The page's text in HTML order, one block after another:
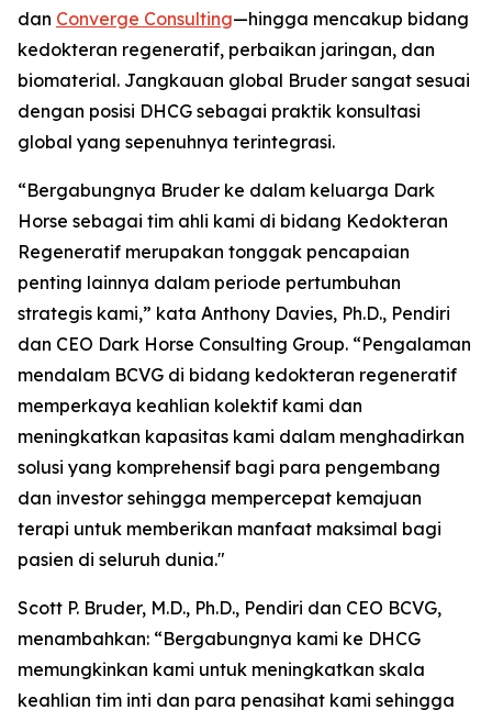
dan Converge Consulting—hingga mencakup bidang
kedokteran regeneratif, perbaikan jaringan, dan
biomaterial. Jangkauan global Bruder sangat sesuai
dengan posisi DHCG sebagai praktik konsultasi
global yang sepenuhnya terintegrasi.
“Bergabungnya Bruder ke dalam keluarga Dark
Horse sebagai tim ahli kami di bidang Kedokteran
Regeneratif merupakan tonggak pencapaian
penting lainnya dalam periode pertumbuhan
strategis kami,” kata Anthony Davies, Ph.D., Pendiri
dan CEO Dark Horse Consulting Group. “Pengalaman
mendalam BCVG di bidang kedokteran regeneratif
memperkaya keahlian kolektif kami dan
meningkatkan kapasitas kami dalam menghadirkan
solusi yang komprehensif bagi para pengembang
dan investor sehingga mempercepat kemajuan
terapi untuk memberikan manfaat maksimal bagi
pasien di seluruh dunia."
Scott P. Bruder, M.D., Ph.D., Pendiri dan CEO BCVG,
menambahkan: “Bergabungnya kami ke DHCG
memungkinkan kami untuk meningkatkan skala
keahlian tim inti dan para penasihat kami sehingga